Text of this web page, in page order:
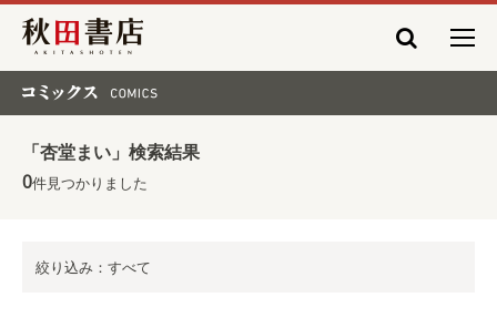
秋田書店
「杏堂まい」検索結果
0件見つかりました
絞り込み：すべて